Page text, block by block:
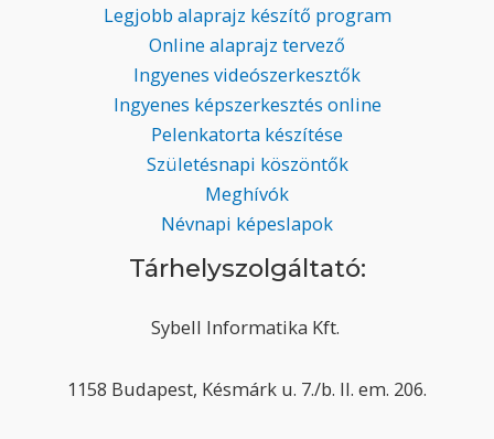
Legjobb alaprajz készítő program
Online alaprajz tervező
Ingyenes videószerkesztők
Ingyenes képszerkesztés online
Pelenkatorta készítése
Születésnapi köszöntők
Meghívók
Névnapi képeslapok
Tárhelyszolgáltató:
Sybell Informatika Kft.
1158 Budapest, Késmárk u. 7./b. II. em. 206.